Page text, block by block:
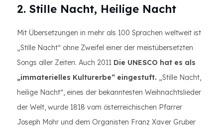
2. Stille Nacht, Heilige Nacht
Mit Übersetzungen in mehr als 100 Sprachen weltweit ist
„Stille Nacht“ ohne Zweifel einer der meistübersetzten
Songs aller Zeiten. Auch 2011 Die UNESCO hat es als
„immaterielles Kulturerbe“ eingestuft. „Stille Nacht,
heilige Nacht“, eines der bekanntesten Weihnachtslieder
der Welt, wurde 1818 vom österreichischen Pfarrer
Joseph Mohr und dem Organisten Franz Xaver Gruber